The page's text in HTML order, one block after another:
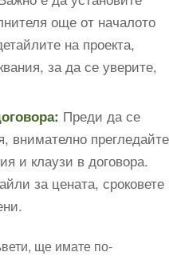
още от началото
на проекта,
за да се уверите,
Преди да се
внимателно прегледайте
и клаузи в договора.
за цената, сроковете
ще имате по-